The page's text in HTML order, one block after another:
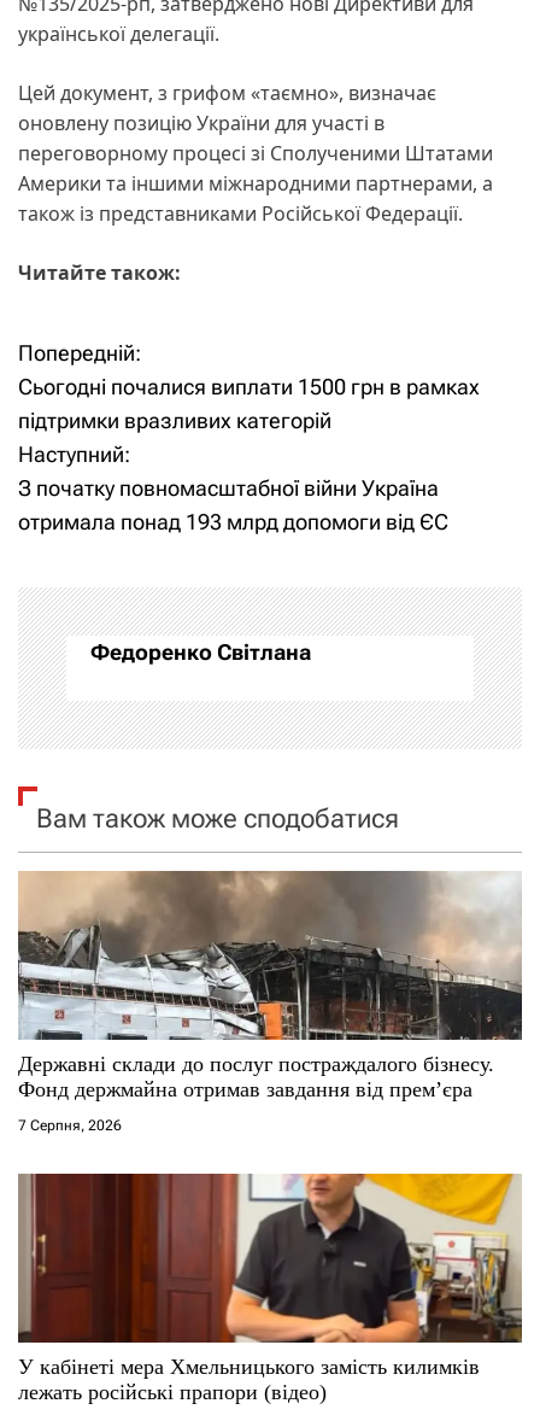
української делегації.
Цей документ, з грифом «таємно», визначає
оновлену позицію України для участі в
переговорному процесі зі Сполученими Штатами
Америки та іншими міжнародними партнерами, а
також із представниками Російської Федерації.
Читайте також:
Н
а
в
і
а
ц
і
а
п
и
с
і
в
Попередній:
Сьогодні почалися виплати 1500 грн в рамках
підтримки вразливих категорій
Наступний:
З початку повномасштабної війни Україна
отримала понад 193 млрд допомоги від ЄС
Федоренко Світлана
Вам також може сподобатися
Державні склади до послуг постраждалого бізнесу.
Фонд держмайна отримав завдання від прем’єра
7 Серпня, 2026
У кабінеті мера Хмельницького замість килимків
лежать російські прапори (відео)